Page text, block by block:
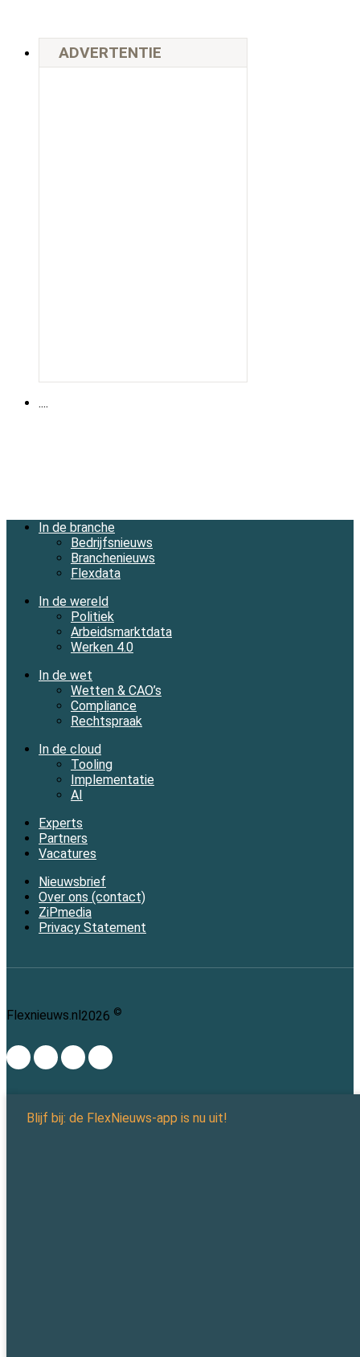
ADVERTENTIE
....
In de branche
Bedrijfsnieuws
Branchenieuws
Flexdata
In de wereld
Politiek
Arbeidsmarktdata
Werken 4.0
In de wet
Wetten & CAO’s
Compliance
Rechtspraak
In de cloud
Tooling
Implementatie
AI
Experts
Partners
Vacatures
Nieuwsbrief
Over ons (contact)
ZiPmedia
Privacy Statement
Flexnieuws.nl 2026 ©
Blijf bij: de FlexNieuws-app is nu uit!